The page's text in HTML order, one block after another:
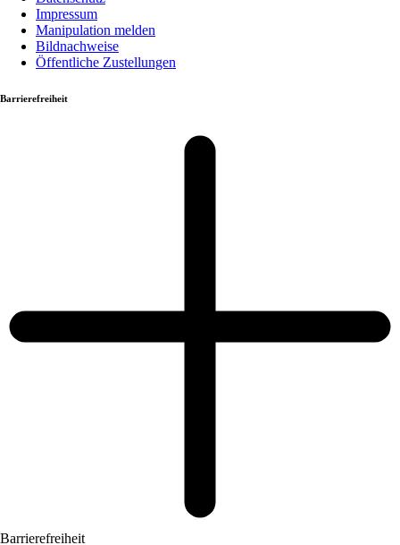
Impressum
Manipulation melden
Bildnachweise
Öffentliche Zustellungen
Barrierefreiheit
Barrierefreiheit